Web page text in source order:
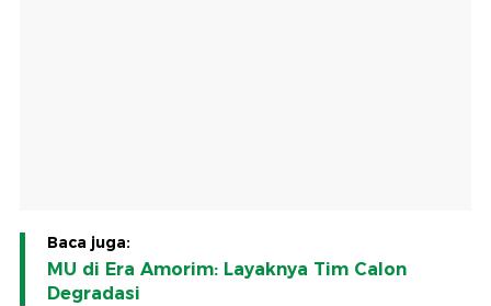
Baca juga:
MU di Era Amorim: Layaknya Tim Calon
Degradasi